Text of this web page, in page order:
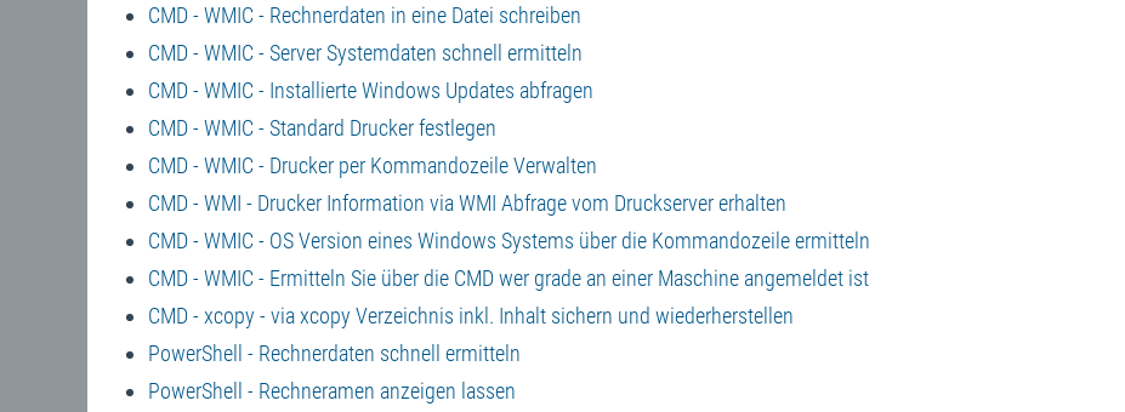
CMD - WMIC - Rechnerdaten in eine Datei schreiben
CMD - WMIC - Server Systemdaten schnell ermitteln
CMD - WMIC - Installierte Windows Updates abfragen
CMD - WMIC - Standard Drucker festlegen
CMD - WMIC - Drucker per Kommandozeile Verwalten
CMD - WMI - Drucker Information via WMI Abfrage vom Druckserver erhalten
CMD - WMIC - OS Version eines Windows Systems über die Kommandozeile ermitteln
CMD - WMIC - Ermitteln Sie über die CMD wer grade an einer Maschine angemeldet ist
CMD - xcopy - via xcopy Verzeichnis inkl. Inhalt sichern und wiederherstellen
PowerShell - Rechnerdaten schnell ermitteln
PowerShell - Rechneramen anzeigen lassen